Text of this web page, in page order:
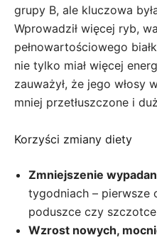
grupy B, ale kluczowa
Wprowadził więcej ryb,
pełnowartościowego
nie tylko miał więcej
zauważył, że jego włosy
mniej przetłuszczone i
Korzyści zmiany diety
Zmniejszenie
tygodniach – pierwsze
poduszce czy
Wzrost nowych,